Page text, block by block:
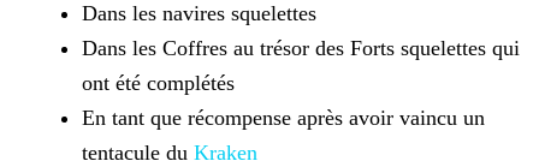
Dans les navires squelettes
Dans les Coffres au trésor des Forts squelettes qui
ont été complétés
En tant que récompense après avoir vaincu un
tentacule du Kraken